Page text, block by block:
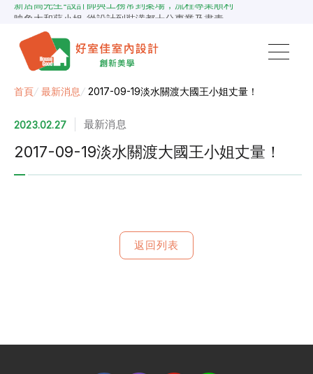
新店高先生-設計師與工務常到案場，流程專業順利
映象太和蘇小姐-從設計到裝潢都十分專業及盡責
景安捷作陳小姐-專業團隊，設計到完工都有達到所求
超級F1歐小姐-設計跟材料的品質都很優質，建議實用
說明仔細流程順暢，注意施工上細節，施工團隊專業細心
毛胚屋裝修推薦，設計師與工務完美配合，效果非常滿意
【裝修貸款】最高200萬，50萬以下最快2小時核貸
首頁/ 最新消息 / 2017-09-19淡水關渡大國王小姐丈量！
2023.02.27 最新消息
2017-09-19淡水關渡大國王小姐丈量！
返回列表